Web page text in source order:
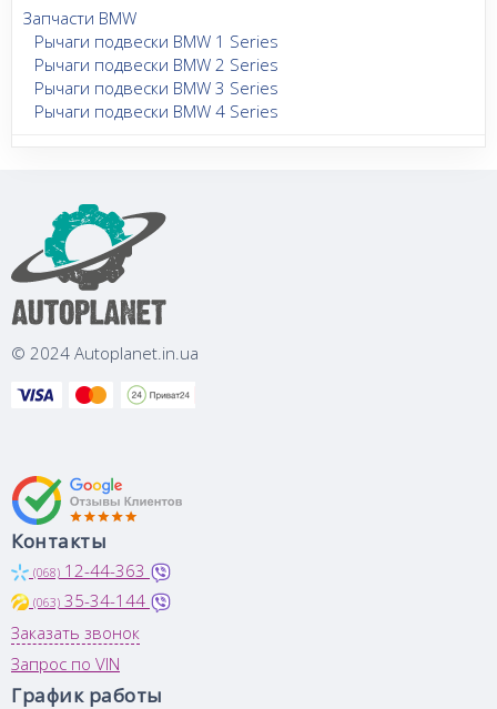
Запчасти BMW
Рычаги подвески BMW 1 Series
Рычаги подвески BMW 2 Series
Рычаги подвески BMW 3 Series
Рычаги подвески BMW 4 Series
© 2024 Autoplanet.in.ua
Контакты
(068) 12-44-363
(063) 35-34-144
Заказать звонок
Запрос по VIN
График работы